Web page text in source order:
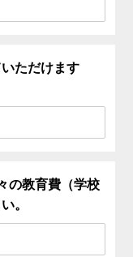
ただけます
の教育費（学校
。